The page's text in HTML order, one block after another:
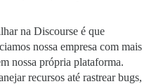
na Discourse é que
nossa empresa com mais
nossa própria plataforma.
recursos até rastrear bugs,